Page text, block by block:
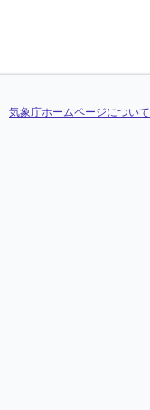
気象庁ホームページについて